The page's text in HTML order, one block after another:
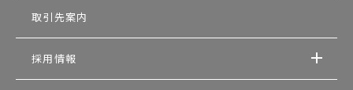
取引先案内
採用情報